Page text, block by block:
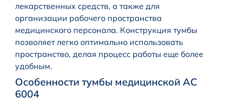
лекарственных средств, а также для
организации рабочего пространства
медицинского персонала. Конструкция тумбы
позволяет легко оптимально использовать
пространство, делая процесс работы еще более
удобным.
Особенности тумбы медицинской АС
6004